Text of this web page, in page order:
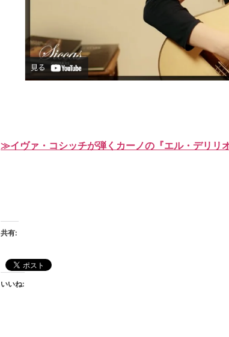
≫イヴァ・コシッチが弾くカーノの『エル・デリリオ
共有:
いいね: